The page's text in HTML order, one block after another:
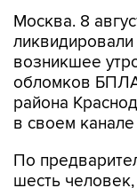
Москва. 8
возникшее
обломков
района
в своем
По
шесть